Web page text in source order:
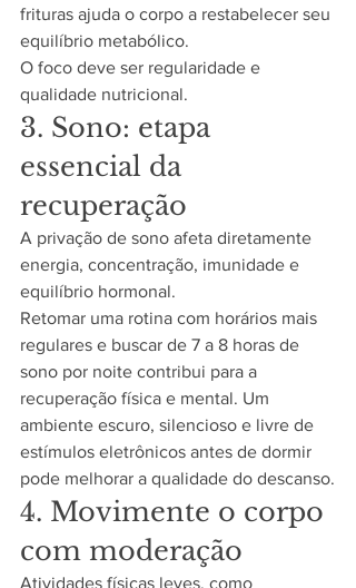
frituras ajuda o corpo a restabelecer seu
equilíbrio metabólico.
O foco deve ser regularidade e
qualidade nutricional.
3. Sono: etapa
essencial da
recuperação
A privação de sono afeta diretamente
energia, concentração, imunidade e
equilíbrio hormonal.
Retomar uma rotina com horários mais
regulares e buscar de 7 a 8 horas de
sono por noite contribui para a
recuperação física e mental. Um
ambiente escuro, silencioso e livre de
estímulos eletrônicos antes de dormir
pode melhorar a qualidade do descanso.
4. Movimente o corpo
com moderação
Atividades físicas leves, como